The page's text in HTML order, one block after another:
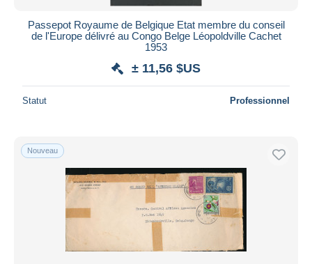
Passepot Royaume de Belgique Etat membre du conseil
de l'Europe délivré au Congo Belge Léopoldville Cachet
1953
± 11,56 $US
Statut Professionnel
Nouveau